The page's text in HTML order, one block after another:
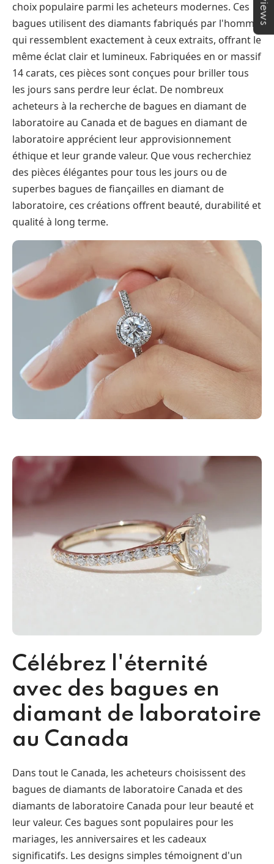
choix populaire parmi les acheteurs modernes. Ces
bagues utilisent des diamants fabriqués par l'homme
qui ressemblent exactement à ceux extraits, offrant le
même éclat clair et lumineux. Fabriquées en or massif
14 carats, ces pièces sont conçues pour briller tous
les jours sans perdre leur éclat. De nombreux
acheteurs à la recherche de bagues en diamant de
laboratoire au Canada et de bagues en diamant de
laboratoire apprécient leur approvisionnement
éthique et leur grande valeur. Que vous recherchiez
des pièces élégantes pour tous les jours ou de
superbes bagues de fiançailles en diamant de
laboratoire, ces créations offrent beauté, durabilité et
qualité à long terme.
Célébrez l'éternité
avec des bagues en
diamant de laboratoire
au Canada
Dans tout le Canada, les acheteurs choisissent des
bagues de diamants de laboratoire Canada et des
diamants de laboratoire Canada pour leur beauté et
leur valeur. Ces bagues sont populaires pour les
mariages, les anniversaires et les cadeaux
significatifs. Les designs simples témoignent d'un